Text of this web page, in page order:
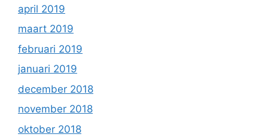
april 2019
maart 2019
februari 2019
januari 2019
december 2018
november 2018
oktober 2018